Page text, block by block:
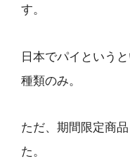
す。
日本でパイという
種類のみ。
ただ、期間限定商
た。